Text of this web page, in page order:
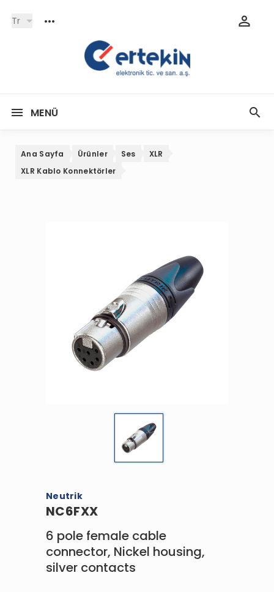
Tr
MENÜ
Ana Sayfa Ürünler Ses
XLR
XLR Kablo Konnektörler
Neutrik
NC6FXX
6 pole female cable
connector, Nickel housing,
silver contacts